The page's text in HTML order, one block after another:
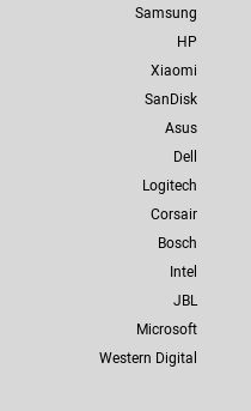
Samsung
HP
Xiaomi
SanDisk
Asus
Dell
Logitech
Corsair
Bosch
Intel
JBL
Microsoft
Western Digital